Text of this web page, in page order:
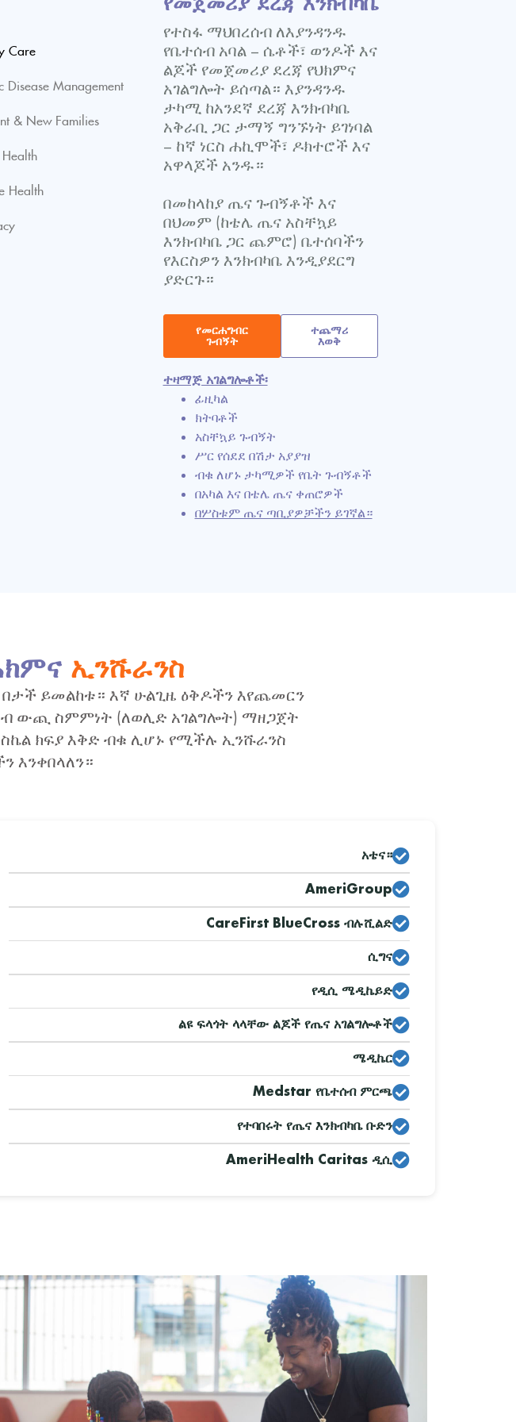
Care
Disease Management
& New Families
Health
Health
የተስፋ ማህበረሰብ ለእያንዳንዱ
የቤተሰብ አባል – ሴቶች፣ ወንዶች እና
ልጆች የመጀመሪያ ደረጃ የህክምና
አገልግሎት ይሰጣል። እያንዳንዱ
ታካሚ ከአንደኛ ደረጃ እንክብካቤ
አቅራቢ ጋር ታማኝ ግንኙነት ይገነባል
– ከኛ ነርስ ሐኪሞች፣ ዶክተሮች እና
አዋላጆች አንዱ።
በመከላከያ ጤና ጉብኝቶች እና
በህመም (ከቴሌ ጤና አስቸኳይ
እንክብካቤ ጋር ጨምሮ) ቤተሰባችን
የእርስዎን እንክብካቤ እንዲያደርግ
ያድርጉ።
የመርሐግብር
ጉብኝት
ተጨማሪ
እወቅ
ተዛማጅ አገልግሎቶች፡
ፊዚካል
ክትባቶች
አስቸኳይ ጉብኝት
ሥር የሰደደ በሽታ አያያዝ
ብቁ ለሆኑ ታካሚዎች የቤት ጉብኝቶች
በአካል እና በቴሌ ጤና ቀጠሮዎች
በሦስቱም ጤና ጣቢያዎቻችን ይገኛል።
ኢንሹራንስ
ይመልከቱ። እኛ ሁልጊዜ ዕቅዶችን እየጨመርን
ውጪ ስምምነት (ለወሊድ አገልግሎት) ማዘጋጀት
ክፍያ እቅድ ብቁ ሊሆኑ የሚችሉ ኢንሹራንስ
እንቀበላለን።
አቴና።
AmeriGroup
CareFirst BlueCross ብሉሺልድ
ሲግና
የዲሲ ሜዲኬይድ
ልዩ ፍላጎት ላላቸው ልጆች የጤና አገልግሎቶች
ሜዲኬር
Medstar የቤተሰብ ምርጫ
የተባበሩት የጤና እንክብካቤ ቡድን
AmeriHealth Caritas ዲሲ